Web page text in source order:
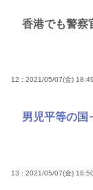
香港でも警察
12 : 2021/05/07(金)
男児平等の国
13 : 2021/05/07(金)